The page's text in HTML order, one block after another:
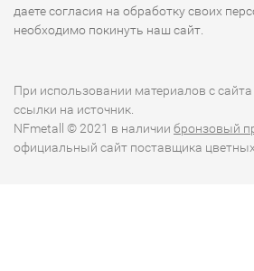
даете согласия на обработку своих
необходимо покинуть наш сайт.
При использовании материалов с
ссылки на источник.
NFmetall © 2021 в наличии бронзовый
официальный сайт поставщика